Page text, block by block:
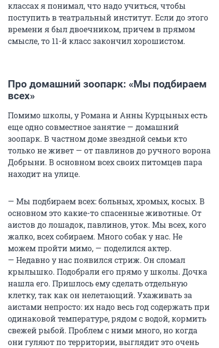
классах я понимал, что надо учиться, чтобы
поступить в театральный институт. Если до этого
времени я был двоечником, причем в прямом
смысле, то 11-й класс закончил хорошистом.
Про домашний зоопарк: «Мы подбираем
всех»
Помимо школы, у Романа и Анны Курцыных есть
еще одно совместное занятие — домашний
зоопарк. В частном доме звездной семьи кто
только не живет — от павлинов до ручного ворона
Добрыни. В основном всех своих питомцев пара
находит на улице.
— Мы подбираем всех: больных, хромых, косых. В
основном это какие-то спасенные животные. От
аистов до лошадок, павлинов, уток. Мы всех, кого
жалко, всех собираем. Много собак у нас. Не
можем пройти мимо, — поделился актер.
— Недавно у нас появился стриж. Он сломал
крылышко. Подобрали его прямо у школы. Дочка
нашла его. Пришлось ему сделать отдельную
клетку, так как он нелетающий. Ухаживать за
аистами непросто: их надо весь год содержать при
одинаковой температуре, рядом с водой, кормить
свежей рыбой. Проблем с ними много, но когда
они гуляют по территории, выглядит это очень